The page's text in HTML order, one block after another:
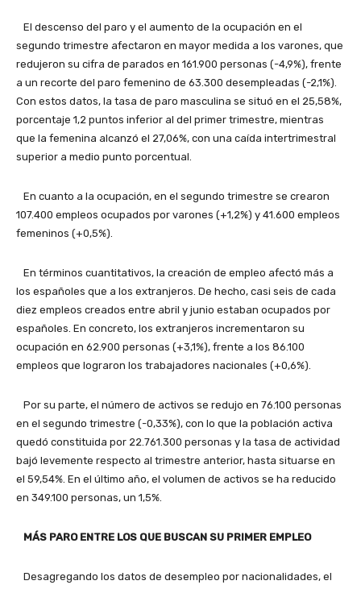
El descenso del paro y el aumento de la ocupación en el
segundo trimestre afectaron en mayor medida a los varones, que
redujeron su cifra de parados en 161.900 personas (-4,9%), frente
a un recorte del paro femenino de 63.300 desempleadas (-2,1%).
Con estos datos, la tasa de paro masculina se situó en el 25,58%,
porcentaje 1,2 puntos inferior al del primer trimestre, mientras
que la femenina alcanzó el 27,06%, con una caída intertrimestral
superior a medio punto porcentual.
En cuanto a la ocupación, en el segundo trimestre se crearon
107.400 empleos ocupados por varones (+1,2%) y 41.600 empleos
femeninos (+0,5%).
En términos cuantitativos, la creación de empleo afectó más a
los españoles que a los extranjeros. De hecho, casi seis de cada
diez empleos creados entre abril y junio estaban ocupados por
españoles. En concreto, los extranjeros incrementaron su
ocupación en 62.900 personas (+3,1%), frente a los 86.100
empleos que lograron los trabajadores nacionales (+0,6%).
Por su parte, el número de activos se redujo en 76.100 personas
en el segundo trimestre (-0,33%), con lo que la población activa
quedó constituida por 22.761.300 personas y la tasa de actividad
bajó levemente respecto al trimestre anterior, hasta situarse en
el 59,54%. En el último año, el volumen de activos se ha reducido
en 349.100 personas, un 1,5%.
MÁS PARO ENTRE LOS QUE BUSCAN SU PRIMER EMPLEO
Desagregando los datos de desempleo por nacionalidades, el